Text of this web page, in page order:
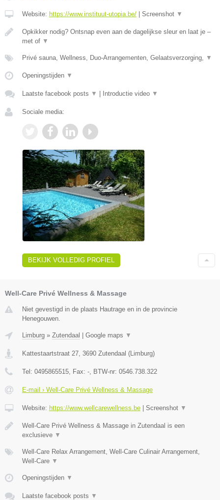
Website: https://www.instituut-utopia.be/ Screenshot ▼
Opkikker nodig? Ontsnap even aan de dagelijkse sleur en laat je –
met of ▼
Privé sauna, Wellness, Duo-Arrangementen, Gelaatsverzorging, ▼
Openingstijden ▼
Laatste facebook posts ▼ Introductie video ▼
Sociale media:
BEKIJK VOLLEDIG PROFIEL
Well-Care Privé Wellness & Massage
Niet gevestigd in de plaats Hautrage en in de provincie
Henegouwen.
Limburg » Zutendaal | Google maps ▼
Kattestaartstraat 27 3690 Zutendaal (Limburg)
Tel: 0495865515 , Fax: - , BTW-nr: 0546.738.322
E-mail › Well-Care Privé Wellness & Massage
Website: https://www.wellcarewellness.be | Screenshot ▼
Well-Care Privé Wellness & Massage in Zutendaal is een
exclusieve ▼
Well-Care Relax Arrangement, Well-Care Culinair Arrangement,
Well-Care ▼
Openingstijden ▼
Laatste facebook posts ▼